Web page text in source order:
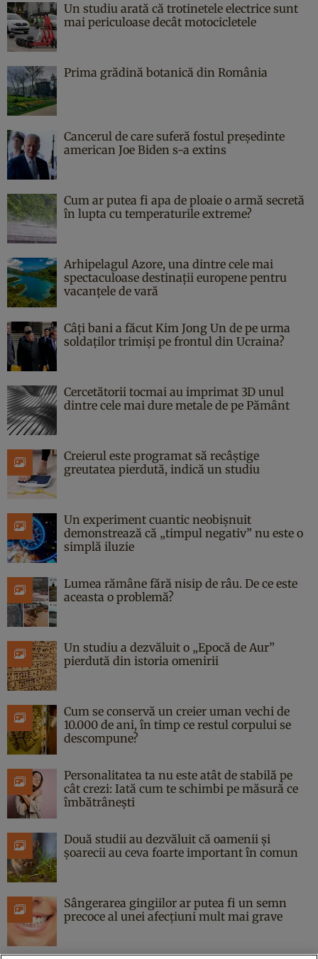
Un studiu arată că trotinetele electrice sunt
mai periculoase decât motocicletele
Prima grădină botanică din România
Cancerul de care suferă fostul președinte
american Joe Biden s-a extins
Cum ar putea fi apa de ploaie o armă secretă
în lupta cu temperaturile extreme?
Arhipelagul Azore, una dintre cele mai
spectaculoase destinații europene pentru
vacanțele de vară
Câți bani a făcut Kim Jong Un de pe urma
soldaților trimiși pe frontul din Ucraina?
Cercetătorii tocmai au imprimat 3D unul
dintre cele mai dure metale de pe Pământ
Creierul este programat să recâștige
greutatea pierdută, indică un studiu
Un experiment cuantic neobișnuit
demonstrează că „timpul negativ” nu este o
simplă iluzie
Lumea rămâne fără nisip de râu. De ce este
aceasta o problemă?
Un studiu a dezvăluit o „Epocă de Aur”
pierdută din istoria omenirii
Cum se conservă un creier uman vechi de
10.000 de ani, în timp ce restul corpului se
descompune?
Personalitatea ta nu este atât de stabilă pe
cât crezi: Iată cum te schimbi pe măsură ce
îmbătrânești
Două studii au dezvăluit că oamenii și
șoarecii au ceva foarte important în comun
Sângerarea gingiilor ar putea fi un semn
precoce al unei afecțiuni mult mai grave